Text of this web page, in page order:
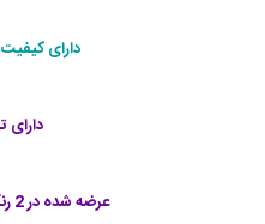
دارای
دارای
عرضه شده در 2 رنگ بند مشکی و قهوه ای